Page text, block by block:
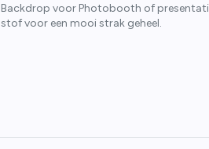
Backdrop voor Photobooth of
stof voor een mooi strak geheel.